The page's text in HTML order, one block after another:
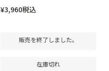
¥3,960税込
販売を終了しました。
在庫切れ